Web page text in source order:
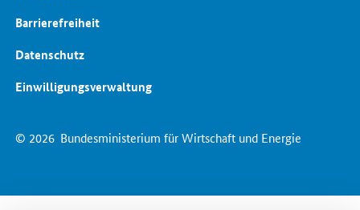
© 2026 Bundesministerium für Wirtschaft und Energie
Barrierefreiheit
Datenschutz
Einwilligungsverwaltung